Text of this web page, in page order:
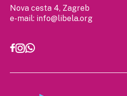
Nova cesta 4, Zagreb
e-mail: info@libela.org